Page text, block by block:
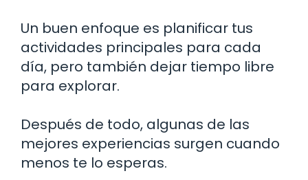
Un buen enfoque es planificar tus
actividades principales para cada
día, pero también dejar tiempo libre
para explorar.
Después de todo, algunas de las
mejores experiencias surgen cuando
menos te lo esperas.